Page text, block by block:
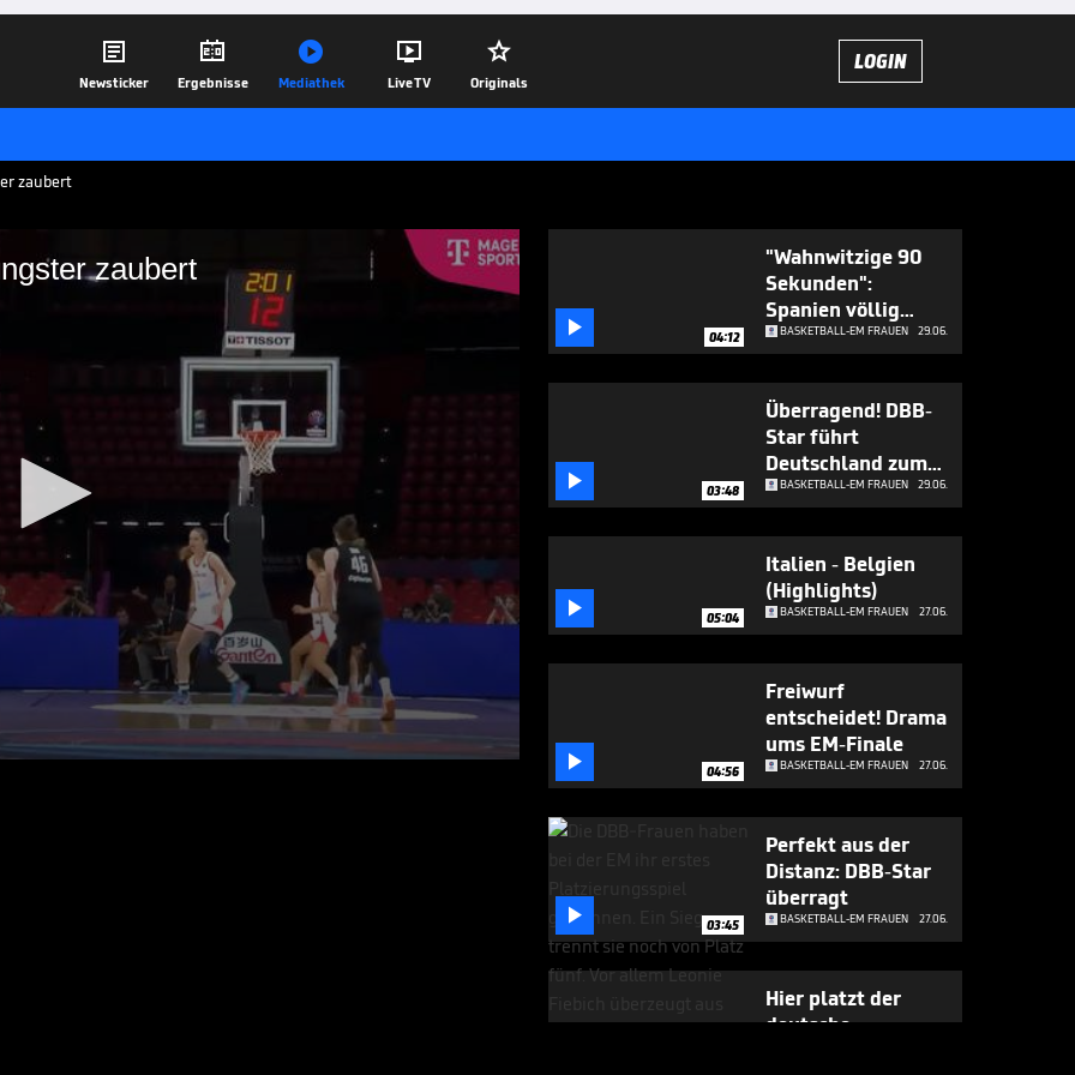

Newsticker

Ergebnisse

Mediathek

Live TV

Originals
LOGIN
zaubert
zaubert
Youngster zaubert
einem deutlichen Rückstand
läutet Frieda Buhner die
Punkte Rückstand.
 04:12
"Wahnwitzige 90
Sekunden":
Spanien völlig
geschockt
BASKETBALL-EM FRAUEN 29.06.
 03:48
Überragend! DBB-
Star führt
Deutschland zum
Sieg
BASKETBALL-EM FRAUEN 29.06.
 05:04
Italien - Belgien
(Highlights)
BASKETBALL-EM FRAUEN 27.06.
 04:56
Freiwurf
entscheidet! Drama
ums EM-Finale
BASKETBALL-EM FRAUEN 27.06.
 03:45
Perfekt aus der
Distanz: DBB-Star
überragt
BASKETBALL-EM FRAUEN 27.06.
Hier platzt der
deutsche